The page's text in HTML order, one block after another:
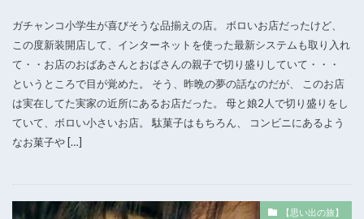
ガチャンコ小学生が喜びそうな品揃えの店。 ボロいお店だったけど、
この度新装開店して、インターネットを使った最新システムも取り入れ
て・・お店のおばあさんとおばさんの親子で切り盛りしていて・・・
というところで目が覚めた。 そう、昨晩の夢の話なのだが、 このお店
は実在してた実家の近所にあるお店だった。 母と娘2人で切り盛りをし
ていて、ボロい小さいお店。 駄菓子はもちろん、 コンビニにあるよう
なお菓子や […]
【思い出の旅】